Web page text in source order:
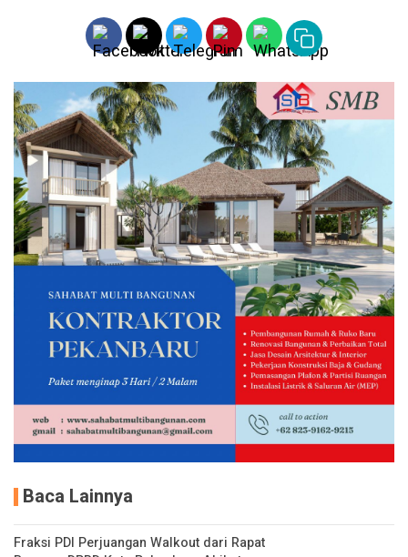
Baca Lainnya
Fraksi PDI Perjuangan Walkout dari Rapat